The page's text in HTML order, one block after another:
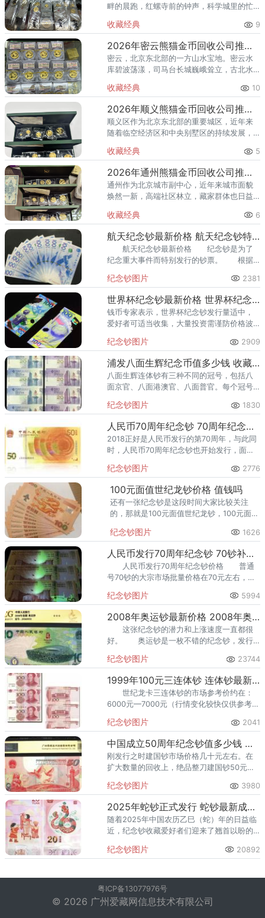
畔的晨跑，红螺寺前的钟声，科学城里的忙
值。熊猫金币作为兼具投资与收藏属性的热
门品种，在怀柔的藏家圈子里一
收藏经典 9
2026年密云熊猫金币回收公司推荐 密云回收熊猫金币正规渠道
密云，北京东北部的一方山水宝地。密云水
库碧波荡漾，司马台长城巍峨耸立，古北水
的土地上，越来越多的人开始关注钱币收
藏，熊猫金币凭借其国家法定货币
收藏经典 10
2026年顺义熊猫金币回收公司推荐 顺义回收熊猫金币渠道
顺义区作为北京东北部的重要城区，近年来
随着临空经济区和中央别墅区的持续发展，
量也在稳步增长。然而，不少顺义藏家在考
虑出手熊猫金币时，总会遇到一
收藏经典 5
2026年通州熊猫金币回收公司推荐 通州出手熊猫金币藏家该选哪家？
通州作为北京城市副中心，近年来城市面貌
焕然一新，高端社区林立，藏家群体也日益
爱琴海购物公园，从行政办公区到运河商务
区，关注钱币收藏的人越来越多
收藏经典 6
航天纪念钞最新价格 航天纪念钞特点特征
航天纪念钞最新价格 纪念钞是为了
纪念重大事件而特别发行的钞票。 根据
外，航天纪念钞无疑成为全年最大看点。
纪念钞图片 2381
世界杯纪念钞最新价格 世界杯纪念钞收藏价值
钱币专家表示，世界杯纪念钞发行量适中，
爱好者可适当收集，大量投资需谨防价格波
纪念钞图片 2909
浦发八面生辉纪念币值多少钱 收藏价值高吗
八面生辉连体钞有三种不同的冠号，包括八
面京官、八面港澳官、八面普官。每个冠号
错的。这是八面生辉区别于其他连体钞品种
的一个特殊的优势。
纪念钞图片 1830
人民币70周年纪念钞 70周年纪念钞价格
2018正好是人民币发行的第70周年，与此同
时，人民币70周年纪念钞也开始发行，面额
纪念钞图片 2776
100元面值世纪龙钞价格 值钱吗
还有一张纪念钞是这段时间大家比较关注
的，那就是100元面值世纪龙钞，100元面值
纪念钞图片 1626
人民币发行70周年纪念钞 70钞补号什么价格
人民币发行70周年纪念钞价格 普通
号70钞的大宗市场批量价格在70元左右，号
纪念钞图片 5994
2008年奥运钞最新价格 2008年奥运钞现在值多少钱
这张纪念钞的潜力和上涨速度一直都很
好。 奥运钞是一枚不错的纪念钞，发行
市场上并没有这么多的量。
纪念钞图片 23744
1999年100元三连体钞 连体钞最新价格
世纪龙卡三连体钞的市场参考价约在：
6000元—7000元（行情变化较快仅供参考，
纪念钞图片 2041
中国成立50周年纪念钞值多少钱 建国钞50元收购价收藏详情
刚发行之时建国钞市场价格几十元左右。在
扩大数量的回收上，绝品整刀建国钞50元的
人。
纪念钞图片 3980
2025年蛇钞正式发行 蛇钞最新成交价破41元
随着2025年中国农历乙巳（蛇）年的日益临
近，纪念钞收藏爱好者们迎来了翘首以盼的
年蛇年纪念钞的发行公告，引发了收藏界的
纪念钞图片 20892
粤ICP备13077976号
© 2026 广州爱藏网信息技术有限公司